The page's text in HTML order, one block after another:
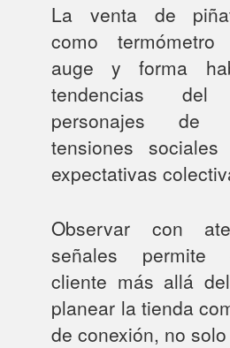
La venta de
como
auge y forma
tendencias
personajes de
tensiones
expectativas
Observar con
señales permite
cliente más allá
planear la tienda
de conexión, no